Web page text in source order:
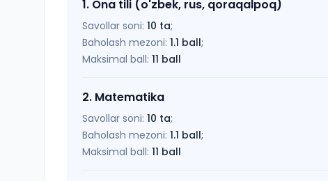
1. Ona tili (o'zbek, rus, qoraqalpoq)
Savollar soni: 10 ta;
Baholash mezoni: 1.1 ball;
Maksimal ball: 11 ball
2. Matematika
Savollar soni: 10 ta;
Baholash mezoni: 1.1 ball;
Maksimal ball: 11 ball